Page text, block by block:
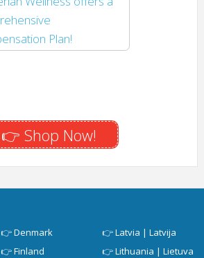
👉 Shop Now!
👉Finland
👉France
👉Lithuania | Lietuva
👉Luxembourg